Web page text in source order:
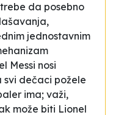
da posebno
jednostavnim
Messi nosi
dečaci požele
ima; važi,
može biti Lionel